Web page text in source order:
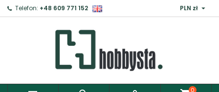
Telefon: +48 609 771 152 PLN zł 
0
Zaloguj ×
Aby zapisać produkty do Schowka, musisz się